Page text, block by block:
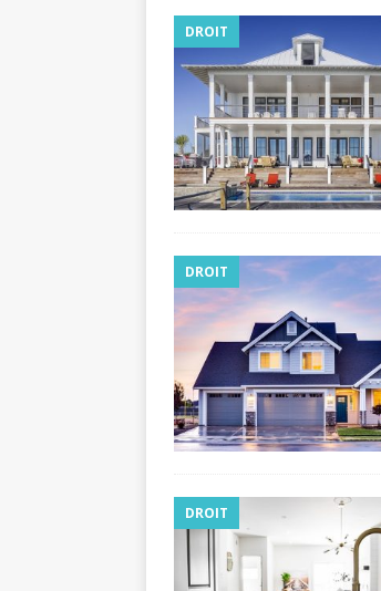
DROIT
DROIT
DROIT